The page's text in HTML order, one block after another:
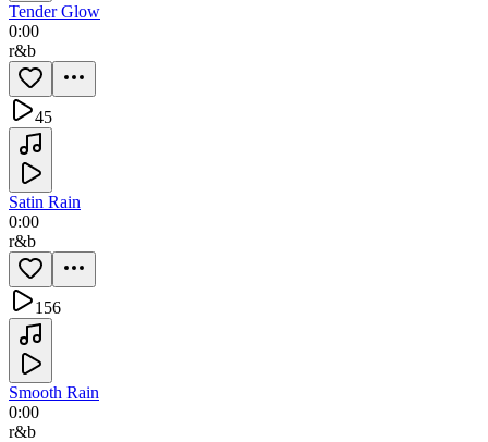
Tender Glow
0:00
r&b
45
Satin Rain
0:00
r&b
156
Smooth Rain
0:00
r&b